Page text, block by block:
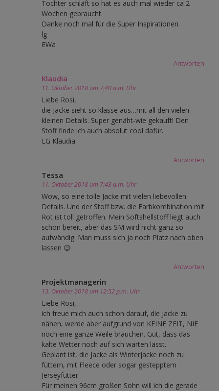
Tochter schläft so hat es auch mal wieder ca 2
Wochen gebraucht.
Danke noch mal für die Super Inspirationen.
lg
EWa
Antworten
Klaudia
11. Oktober 2018 um 7:40 a.m. Uhr
Liebe Rosi,
die Jacke sieht so klasse aus…mit all den vielen
kleinen Details. Super genäht-wie gekauft! Den
Stoff finde ich auch absolut cool dafür.
LG Klaudia
Antworten
Tessa
11. Oktober 2018 um 7:43 a.m. Uhr
Wow, so eine tolle Jacke mit vielen liebevollen
Details. Und der Stoff bzw. die Farbkombination mit
Rot ist toll getroffen. Mein Softshellstoff liegt auch
schon bereit, aber das SM wird nicht ganz so
aufwändig. Man muss sich ja noch Platz nach oben
lassen 😉
Antworten
Projektmanagerin
13. Oktober 2018 um 12:52 p.m. Uhr
Liebe Rosi,
ich freue mich auch schon darauf, die Jacke zu
nähen, werde aber aufgrund von KEINE ZEIT, NIE
noch eine ganze Weile brauchen. Gut, dass das
kalte Wetter noch auf sich warten lässt.
Geplant ist, die Jacke als Winterjacke noch zu
füttern, mit Fleece oder sogar gestepptem
Jerseyfutter.
Für meinen 96cm großen Sohn will ich die gerade